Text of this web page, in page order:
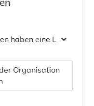
haben eine Lizenz
Organisation